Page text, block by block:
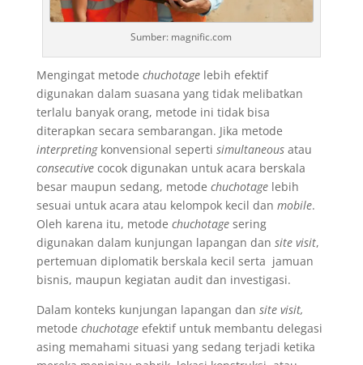
Sumber: magnific.com
Mengingat metode chuchotage lebih efektif
digunakan dalam suasana yang tidak melibatkan
terlalu banyak orang, metode ini tidak bisa
diterapkan secara sembarangan. Jika metode
interpreting konvensional seperti simultaneous atau
consecutive cocok digunakan untuk acara berskala
besar maupun sedang, metode chuchotage lebih
sesuai untuk acara atau kelompok kecil dan mobile.
Oleh karena itu, metode chuchotage sering
digunakan dalam kunjungan lapangan dan site visit,
pertemuan diplomatik berskala kecil serta jamuan
bisnis, maupun kegiatan audit dan investigasi.
Dalam konteks kunjungan lapangan dan site visit,
metode chuchotage efektif untuk membantu delegasi
asing memahami situasi yang sedang terjadi ketika